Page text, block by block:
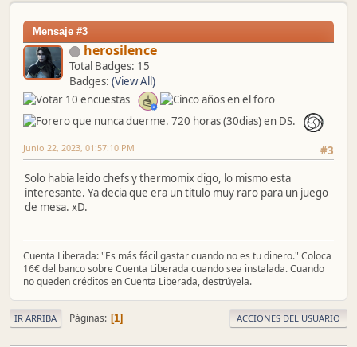
Mensaje #3
herosilence
Total Badges: 15
Badges: (View All)
#3
Junio 22, 2023, 01:57:10 PM
Solo habia leido chefs y thermomix digo, lo mismo esta
interesante. Ya decia que era un titulo muy raro para un juego
de mesa. xD.
Cuenta Liberada: "Es más fácil gastar cuando no es tu dinero." Coloca
16€ del banco sobre Cuenta Liberada cuando sea instalada. Cuando
no queden créditos en Cuenta Liberada, destrúyela.
IR ARRIBA Páginas 1 ACCIONES DEL USUARIO